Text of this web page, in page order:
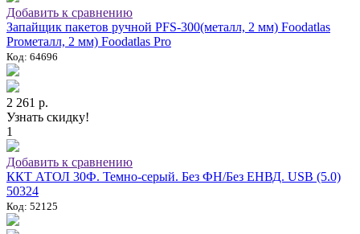
Добавить к сравнению
Запайщик пакетов ручной PFS-300(металл, 2 мм) Foodatlas
Proметалл, 2 мм) Foodatlas Pro
Код: 64696
2 261 р.
Узнать скидку!
1
Добавить к сравнению
ККТ АТОЛ 30Ф. Темно-серый. Без ФН/Без ЕНВД. USB (5.0)
50324
Код: 52125